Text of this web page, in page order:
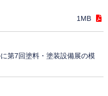
1MB
第7回塗料・塗装設備展の模